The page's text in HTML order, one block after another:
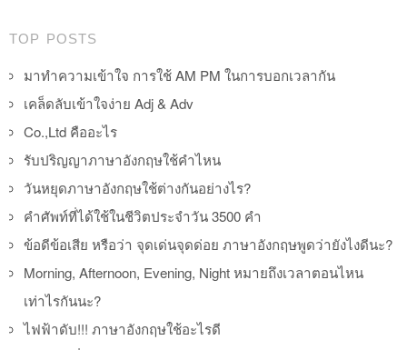
TOP POSTS
มาทำความเข้าใจ การใช้ AM PM ในการบอกเวลากัน
เคล็ดลับเข้าใจง่าย Adj & Adv
Co.,Ltd คืออะไร
รับปริญญาภาษาอังกฤษใช้คำไหน
วันหยุดภาษาอังกฤษใช้ต่างกันอย่างไร?
คำศัพท์ที่ได้ใช้ในชีวิตประจำวัน 3500 คำ
ข้อดีข้อเสีย หรือว่า จุดเด่นจุดด่อย ภาษาอังกฤษพูดว่ายังไงดีนะ?
Morning, Afternoon, Evening, Night หมายถึงเวลาตอนไหน
เท่าไรกันนะ?
ไฟฟ้าดับ!!! ภาษาอังกฤษใช้อะไรดี